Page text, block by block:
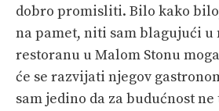
dobro promisliti. Bilo kako
na pamet, niti sam blagujući u
restoranu u Malom Stonu
će se razvijati njegov
sam jedino da za budućnost